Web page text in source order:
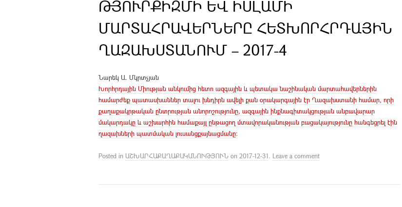
ԹՅՈՒՐՔԻԶՄԻ ԵՎ ԻՍԼԱՄԻ
ՄԱՐՏԱՀՐԱՎԵՐՆԵՐԸ ՀԵՏԽՈՐՀՐԴԱՅԻՆ
ՂԱԶԱԽՍՏԱՆՈՒՄ – 2017-4
Նարեկ Ա. Մկրտչյան
Խորհրդային Միության անկումից հետո ազգային և պետակա նաշինական մարտահավերներին
համարժեք պատասխաններ տալու խնդիրն ավելի քան օրակարգային էր Ղազախստանի համար, որի
քաղաքակրթական ընտրության անորոշությունը, ազգային ինքնագիտակցության անբավարար
մակարդակը և աշխարհին համաքայլ ընթացող մտավորականության բացակայությունը հանգեցրել էին
ղազախների պատմական լուսանցքայնացմանը:
Posted in ԱՇԽԱՐՀԱՔԱՂԱՔԱԿԱՆՈՒԹՅՈՒՆ on 2017-12-31. Leave a comment